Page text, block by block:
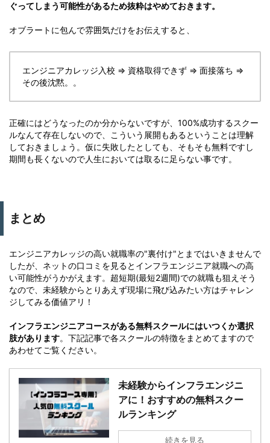
ぐってしまう可能性があるため抜粋はやめておきます。
オブラートに包んで雰囲気だけをお伝えすると、
エンジニアカレッジ入校 ⇒ 資格取得できず ⇒ 面接落ち ⇒
その後沈黙。。
正確にはどうなったのか分からないですが、100%成功するスクー
ルなんて存在しないので、こういう展開もあるということは理解
しておきましょう。仮に失敗したとしても、そもそも無料ですし
期間も長くないので人生においては取るに足らない事です。
まとめ
エンジニアカレッジの高い就職率の"裏付け"とまではいきませんで
したが、ネットの口コミを見るとインフラエンジニア就職への高
い可能性がうかがえます。超短期(最短2週間)での就職も狙えそう
なので、未経験からとりあえず現場に飛び込みたい方はチャレン
ジしてみる価値アリ！
インフラエンジニアコースがある無料スクールにはいつくか選択
肢があります。下記記事で各スクールの特徴をまとめてますので
あわせてご覧ください。
未経験からインフラエンジニ
アに！おすすめの無料スクー
ルランキング
続きを見る